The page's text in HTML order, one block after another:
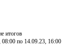
итогов
08:00 по 14.09.23, 16:00